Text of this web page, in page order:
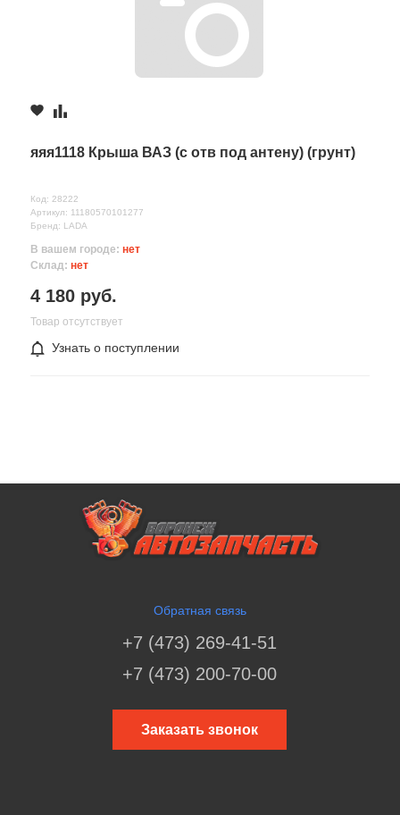
яяя1118 Крыша ВАЗ (с отв под антену) (грунт)
Код: 28222
Артикул: 11180570101277
Бренд: LADA
В вашем городе: нет
Склад: нет
4 180 руб.
Товар отсутствует
Узнать о поступлении
Обратная связь
+7 (473) 269-41-51
+7 (473) 200-70-00
Заказать звонок